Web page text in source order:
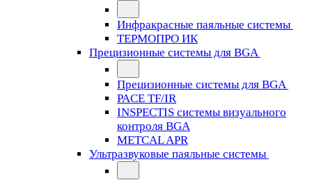
Инфракрасные паяльные системы
ТЕРМОПРО ИК
Прецизионные системы для BGA
Прецизионные системы для BGA
PACE TF/IR
INSPECTIS системы визуального
контроля BGA
METCAL APR
Ультразвуковые паяльные системы